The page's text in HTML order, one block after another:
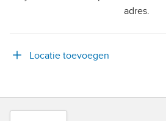
adres.
Locatie toevoegen